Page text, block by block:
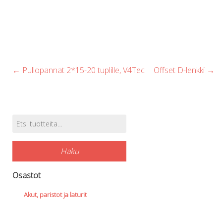
Post
← Pullopannat 2*15-20 tuplille, V4Tec Offset D-lenkki →
Tuotehaku
Etsi:
Haku
Osastot
Akut, paristot ja laturit